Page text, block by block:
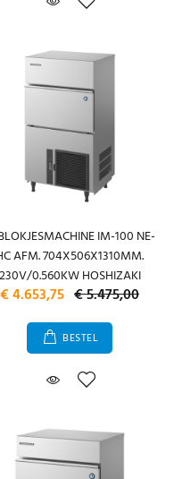
IM-100 NE-
AFM. 704X506X1310MM.
230V/0.560KW HOSHIZAKI
€ 4.653,75 € 5.475,00
BESTEL